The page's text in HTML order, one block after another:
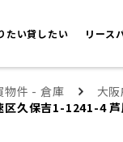
たい貸したい リース
物件 - 倉庫
大
区久保吉1-1241-4